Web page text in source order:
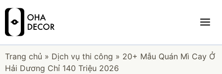
Trang chủ » Dịch vụ thi công » 20+ Mẫu Quán Mì Cay Ở
Hải Dương Chỉ 140 Triệu 2026